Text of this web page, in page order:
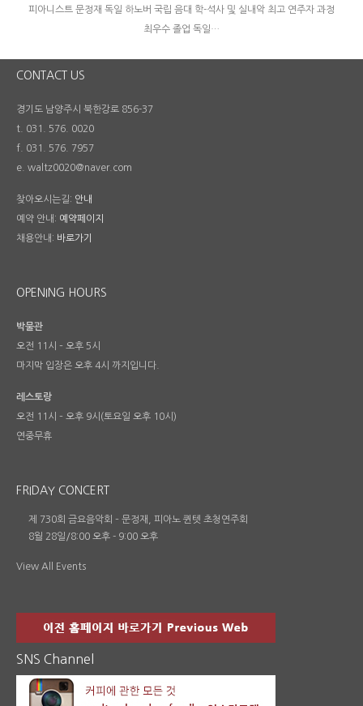
피아니스트 문정재 독일 하노버 국립 음대 학-석사 및 실내악 최고 연주자 과정
최우수 졸업 독일…
CONTACT US
경기도 남양주시 북한강로 856-37
t. 031. 576. 0020
f. 031. 576. 7957
e. waltz0020@naver.com
찾아오시는길: 안내
예약 안내: 예약페이지
채용안내: 바로가기
OPENING HOURS
박물관
오전 11시 – 오후 5시
마지막 입장은 오후 4시 까지입니다.
레스토랑
오전 11시 – 오후 9시(토요일 오후 10시)
연중무휴
FRIDAY CONCERT
제 730회 금요음악회 – 문정재, 피아노 퀸텟 초청연주회
8월 28일/8:00 오후 - 9:00 오후
View All Events
SNS Channel